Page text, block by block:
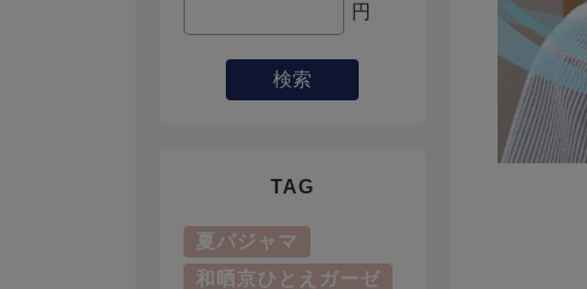
円
検索
TAG
夏パジャマ
和晒京ひとえガーゼ